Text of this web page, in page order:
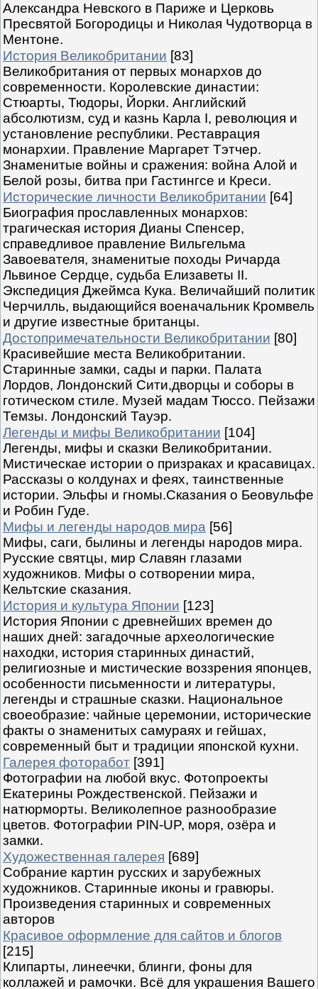
Александра Невского в Париже и Церковь
Пресвятой Богородицы и Николая Чудотворца в
Ментоне.
История Великобритании [83]
Великобритания от первых монархов до
современности. Королевские династии:
Стюарты, Тюдоры, Йорки. Английский
абсолютизм, суд и казнь Карла I, революция и
установление республики. Реставрация
монархии. Правление Маргарет Тэтчер.
Знаменитые войны и сражения: война Алой и
Белой розы, битва при Гастингсе и Креси.
Исторические личности Великобритании [64]
Биография прославленных монархов:
трагическая история Дианы Спенсер,
справедливое правление Вильгельма
Завоевателя, знаменитые походы Ричарда
Львиное Сердце, судьба Елизаветы II.
Экспедиция Джеймса Кука. Величайший политик
Черчилль, выдающийся военачальник Кромвель
и другие известные британцы.
Достопримечательности Великобритании [80]
Красивейшие места Великобритании.
Старинные замки, сады и парки. Палата
Лордов, Лондонский Сити,дворцы и соборы в
готическом стиле. Музей мадам Тюссо. Пейзажи
Темзы. Лондонский Тауэр.
Легенды и мифы Великобритании [104]
Легенды, мифы и сказки Великобритании.
Мистическае истории о призраках и красавицах.
Рассказы о колдунах и феях, таинственные
истории. Эльфы и гномы.Сказания о Беовульфе
и Робин Гуде.
Мифы и легенды народов мира [56]
Мифы, саги, былины и легенды народов мира.
Русские святцы, мир Славян глазами
художников. Мифы о сотворении мира,
Кельтские сказания.
История и культура Японии [123]
История Японии с древнейших времен до
наших дней: загадочные археологические
находки, история старинных династий,
религиозные и мистические воззрения японцев,
особенности письменности и литературы,
легенды и страшные сказки. Национальное
своеобразие: чайные церемонии, исторические
факты о знаменитых самураях и гейшах,
современный быт и традиции японской кухни.
Галерея фоторабот [391]
Фотографии на любой вкус. Фотопроекты
Екатерины Рождественской. Пейзажи и
натюрморты. Великолепное разнообразие
цветов. Фотографии PIN-UP, моря, озёра и
замки.
Художественная галерея [689]
Собрание картин русских и зарубежных
художников. Старинные иконы и гравюры.
Произведения старинных и современных
авторов
Красивое оформление для сайтов и блогов
[215]
Клипарты, линеечки, блинги, фоны для
коллажей и рамочки. Всё для украшения Вашего